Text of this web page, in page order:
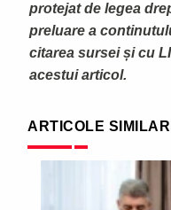
protejat de legea
preluare a
citarea sursei și cu
acestui articol.
ARTICOLE